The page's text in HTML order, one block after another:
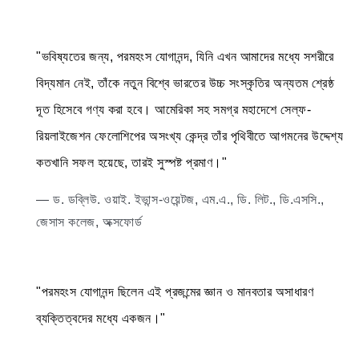
"ভবিষ্যতের জন্য, পরমহংস যোগানন্দ, যিনি এখন আমাদের মধ্যে সশরীরে
বিদ্যমান নেই, তাঁকে নতুন বিশ্বে ভারতের উচ্চ সংস্কৃতির অন্যতম শ্রেষ্ঠ
দূত হিসেবে গণ্য করা হবে। আমেরিকা সহ সমগ্র মহাদেশে সেল্ফ-
রিয়লাইজেশন ফেলোশিপের অসংখ্য কেন্দ্র তাঁর পৃথিবীতে আগমনের উদ্দেশ্য
কতখানি সফল হয়েছে, তারই সুস্পষ্ট প্রমাণ।"
— ড. ডব্লিউ. ওয়াই. ইভান্স-ওয়েন্টজ, এম.এ., ডি. লিট., ডি.এসসি.,
জেসাস কলেজ, অক্সফোর্ড
"পরমহংস যোগানন্দ ছিলেন এই প্রজন্মের জ্ঞান ও মানবতার অসাধারণ
ব্যক্তিত্বদের মধ্যে একজন।"